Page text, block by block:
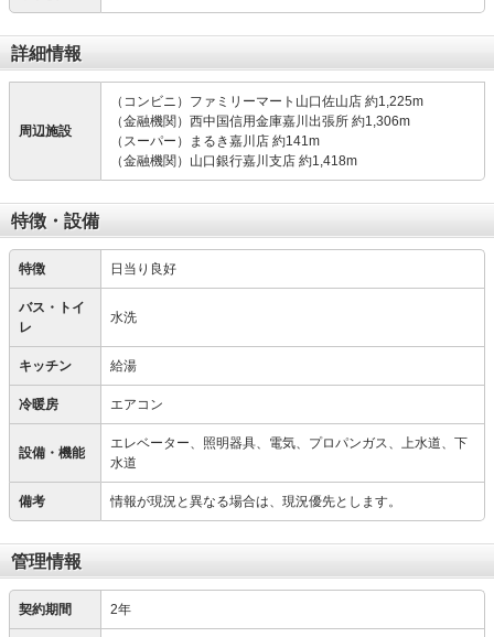
詳細情報
周辺施設
（コンビニ）ファミリーマート山口佐山店 約1,225m
（金融機関）西中国信用金庫嘉川出張所 約1,306m
（スーパー）まるき嘉川店 約141m
（金融機関）山口銀行嘉川支店 約1,418m
特徴・設備
特徴 日当り良好
バス・トイ
レ
水洗
キッチン 給湯
冷暖房 エアコン
設備・機能
エレベーター、照明器具、電気、プロパンガス、上水道、下
水道
備考 情報が現況と異なる場合は、現況優先とします。
管理情報
契約期間 2年